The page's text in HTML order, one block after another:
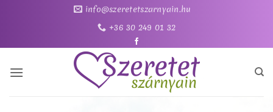
info@szeretetszarnyain.hu
+36 30 249 01 32